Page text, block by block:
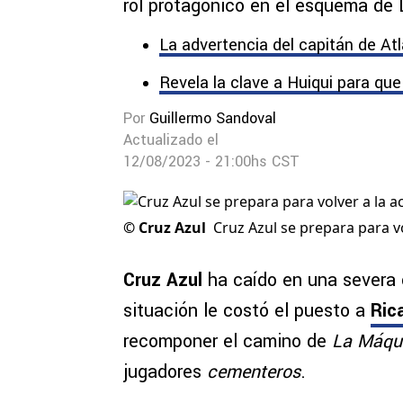
rol protagónico en el esquema de
La advertencia del capitán de
Revela la clave a Huiqui para
Por Guillermo Sandoval
Actualizado el
12/08/2023 - 21:00hs CST
© Cruz Azul Cruz Azul se prepara para
Cruz Azul ha caído en una
situación le costó el puesto a
recomponer el camino de La
jugadores cementeros.